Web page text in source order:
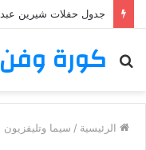
كورة وفن
بحث
الرئيسية / سيما وتليفزيون